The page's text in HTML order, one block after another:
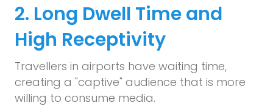
2. Long Dwell Time and
High Receptivity
Travellers in airports have waiting time,
creating a "captive" audience that is more
willing to consume media.